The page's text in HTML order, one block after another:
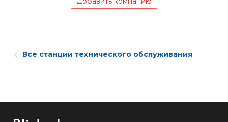
Все станции технического обслуживания